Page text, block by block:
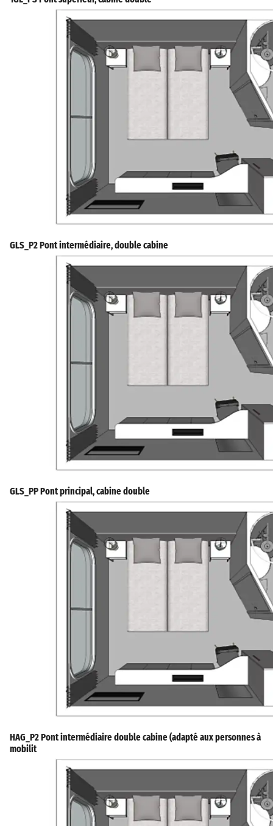
GLS_P2 Pont intermédiaire, double cabine
GLS_PP Pont principal, cabine double
HAG_P2 Pont intermédiaire double cabine (adapté aux personnes à
mobilit